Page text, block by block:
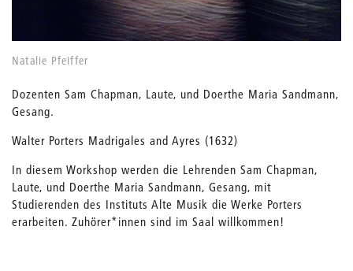
Natalie Pfeiffer
Dozenten Sam Chapman, Laute, und Doerthe Maria Sandmann,
Gesang.
Walter Porters Madrigales and Ayres (1632)
In diesem Workshop werden die Lehrenden Sam Chapman,
Laute, und Doerthe Maria Sandmann, Gesang, mit
Studierenden des Instituts Alte Musik die Werke Porters
erarbeiten. Zuhörer*innen sind im Saal willkommen!